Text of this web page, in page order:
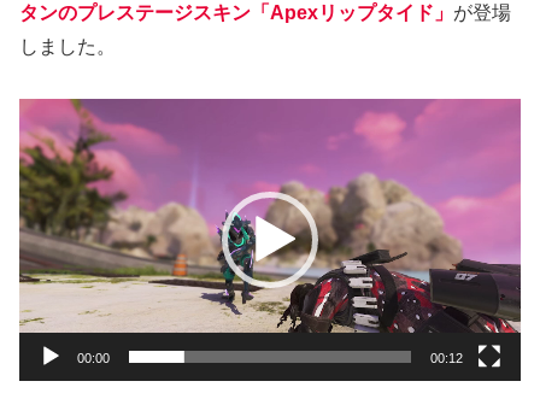
タンのプレステージスキン「Apexリップタイド」 が登場
しました。
画
プ
レ
ー
ヤ
ー
00:00 00:12